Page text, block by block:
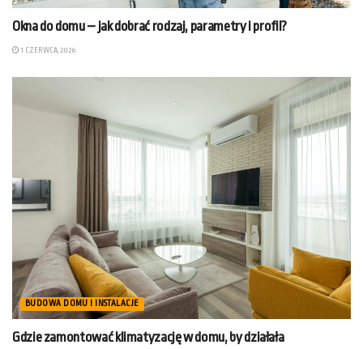
Okna do domu – jak dobrać rodzaj, parametry i profil?
1 CZERWCA, 2026
BUDOWA DOMU I INSTALACJE
Gdzie zamontować klimatyzację w domu, by działała